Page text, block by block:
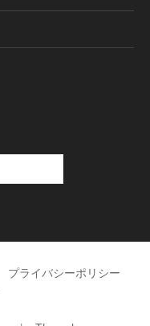
プライバシーポリシー